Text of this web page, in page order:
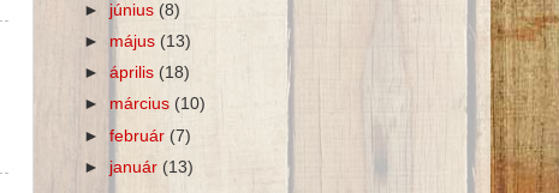
► június (8)
► május (13)
►április (18)
► március (10)
►február(7)
► január (13)